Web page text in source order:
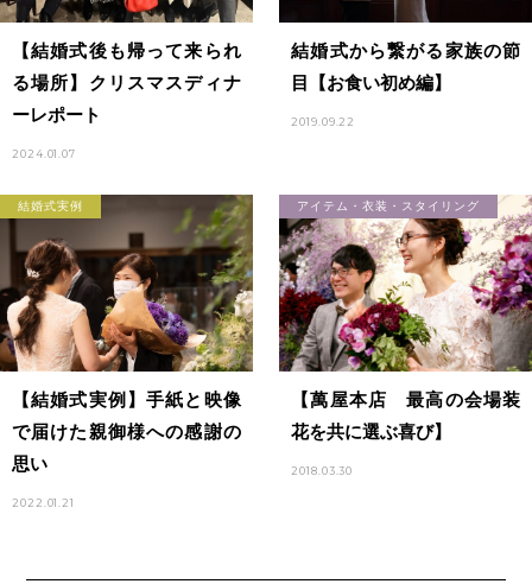
【結婚式後も帰って来られ
る場所】クリスマスディナ
ーレポート
2024.01.07
結婚式から繋がる家族の節
目【お食い初め編】
2019.09.22
結婚式実例
【結婚式実例】手紙と映像
で届けた親御様への感謝の
思い
2022.01.21
アイテム・衣装・スタイリング
【萬屋本店 最高の会場装
花を共に選ぶ喜び】
2018.03.30